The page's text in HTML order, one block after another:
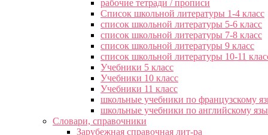
рабочие тетради / прописи
Список школьной литературы 1-4 класс
список школьной литературы 5-6 класс
список школьной литературы 7-8 класс
список школьной литературы 9 класс
список школьной литературы 10-11
Учебники 5 класс
Учебники 10 класс
Учебники 11 класс
школьные учебники по французскому
школьные учебники по английскому
Словари, справочники
Зарубежная справочная лит-ра